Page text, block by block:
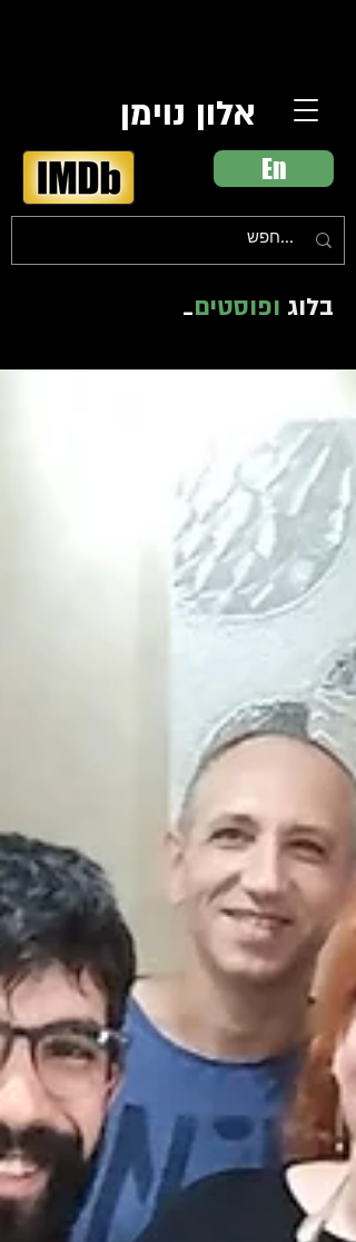
אלון נוימן
En
בלוג ופוסטים_